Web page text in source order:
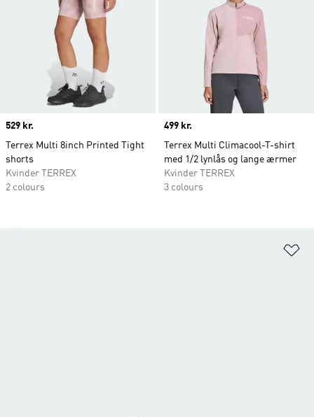
Price
529 kr.
Terrex Multi 8inch Printed Tight
shorts
Kvinder TERREX
2 colours
Price
499 kr.
Terrex Multi Climacool-T-shirt
med 1/2 lynlås og lange ærmer
Kvinder TERREX
3 colours